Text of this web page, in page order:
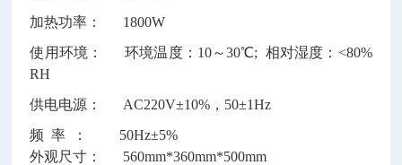
加热功率：
1800W
使用环境：
环境温度：10～30℃; 相对湿度：<80%
RH
供电电源：
AC220V±10%，50±1Hz
频 率 ： 50Hz±5%
外观尺寸：
560mm*360mm*500mm